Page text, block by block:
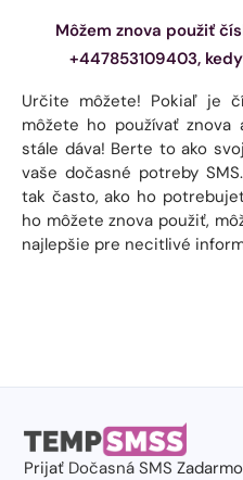
Môžem znova použiť
+447853109403,
Určite môžete! Pokiaľ je
môžete ho používať
stále dáva! Berte to ako
vaše dočasné potreby
tak často, ako ho
ho môžete znova použiť,
najlepšie pre necitlivé
Prijať Dočasná SMS